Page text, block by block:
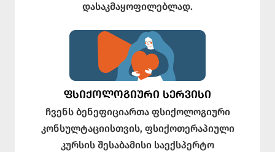
დასაკმაყოფილებლად.
ᲤᲡᲘᲥᲝᲚᲝᲒᲘᲣᲠᲘ ᲡᲔᲠᲕᲘᲡᲘ
ჩვენს ბენეფიციართა ფსიქოლოგიური
კონსულტაციისთვის, ფსიქოთერაპიული
კურსის შესაბამისი საექსპერტო